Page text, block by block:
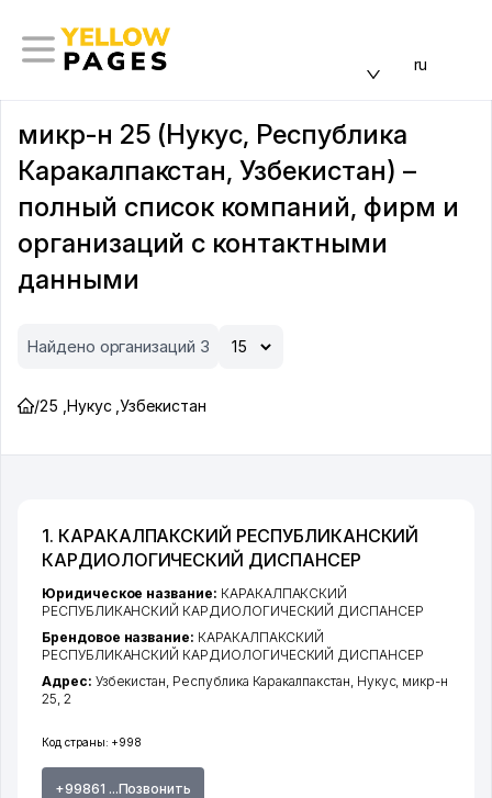
ru
микр-н 25 (Нукус, Республика
Каракалпакстан, Узбекистан) –
полный список компаний, фирм и
организаций с контактными
данными
Найдено организаций 3
/25 Нукус ,Узбекистан
1. КАРАКАЛПАКСКИЙ РЕСПУБЛИКАНСКИЙ
КАРДИОЛОГИЧЕСКИЙ ДИСПАНСЕР
Код страны: +998
+99861 ...Позвонить
Юридическое название: КАРАКАЛПАКСКИЙ
РЕСПУБЛИКАНСКИЙ КАРДИОЛОГИЧЕСКИЙ ДИСПАНСЕР
Брендовое название: КАРАКАЛПАКСКИЙ
РЕСПУБЛИКАНСКИЙ КАРДИОЛОГИЧЕСКИЙ ДИСПАНСЕР
Адрес: Узбекистан, Республика Каракалпакстан, Нукус, микр-н
25, 2